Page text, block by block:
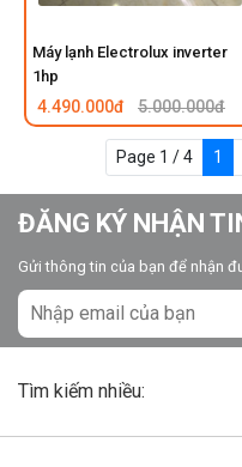
Máy lạnh Electrolux inverter
1hp
4.490.000đ 5.000.000đ
Page 1 / 4 1
ĐĂNG KÝ NHẬN
Gửi thông tin của bạn để nhận
Tìm kiếm nhiều: